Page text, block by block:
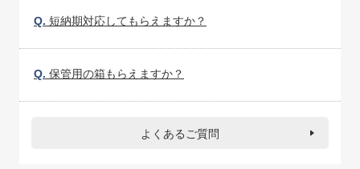
Q. 短納期対応してもらえますか？
Q. 保管用の箱もらえますか？
よくあるご質問